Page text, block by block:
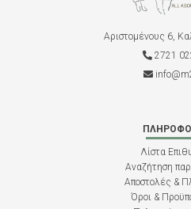
Αριστομένους 6,
2721
Λίστα
Αναζήτηση
Αποστολές &
Όροι &